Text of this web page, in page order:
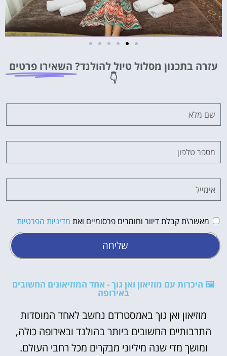
מציאת מלון
לחצו
עזרה בתכנון מסלול טיול להולנד? השאירו פרטים
👇
מאשר\ת קבלת דיוור וחומרים פרסומיים ואת מדיניות הפרטיות
שליחה
🖼️ היכרות עם מוזיאון ואן גוך - אחד המוזיאונים החשובים
באירופה
מוזיאון ואן גוך באמסטרדם נחשב לאחד המוסדות
התרבותיים החשובים ביותר בהולנד ובאירופה כולה,
ומושך מדי שנה מיליוני מבקרים מכל רחבי העולם.